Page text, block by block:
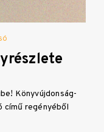
Könyvújdonság-
regényéből